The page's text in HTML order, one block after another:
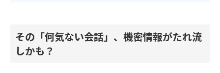
その「何気ない会話」、機密情報がたれ流
しかも？